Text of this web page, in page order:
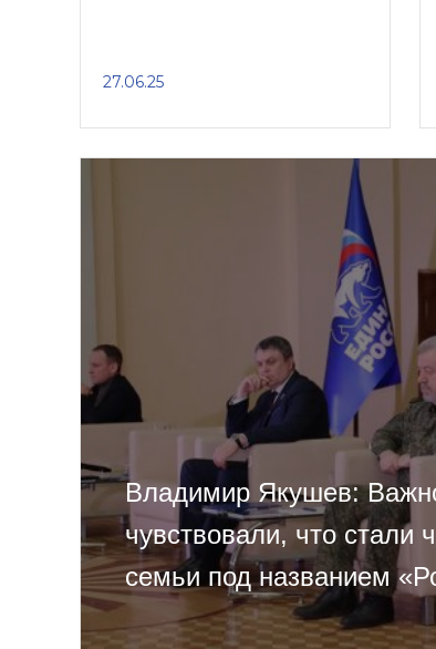
27.06.25
Владимир Якушев:
чувствовали, что стали
семьи под названием